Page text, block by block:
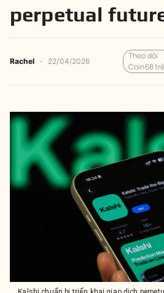
perpetual
Rachel - 22/04/2026
Theo dõi
Coin68